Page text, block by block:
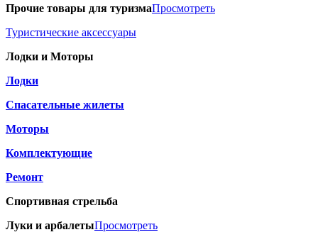
Прочие товары для туризмаПросмотреть
Туристические аксессуары
Лодки и Моторы
Лодки
Спасательные жилеты
Моторы
Комплектующие
Ремонт
Спортивная стрельба
Луки и арбалетыПросмотреть